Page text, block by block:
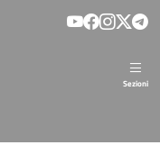
Sezioni